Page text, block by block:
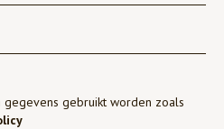
gegevens gebruikt worden zoals